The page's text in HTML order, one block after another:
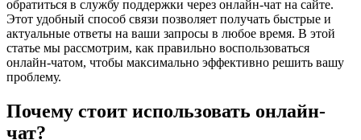
обратиться в службу поддержки через онлайн-чат на сайте.
Этот удобный способ связи позволяет получать быстрые и
актуальные ответы на ваши запросы в любое время. В этой
статье мы рассмотрим, как правильно воспользоваться
онлайн-чатом, чтобы максимально эффективно решить вашу
проблему.
Почему стоит использовать онлайн-
чат?